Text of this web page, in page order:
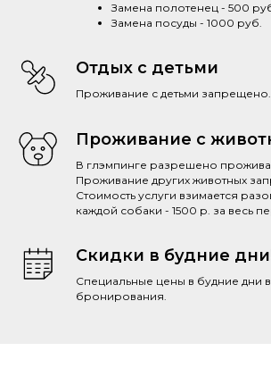
Замена полотенец - 500
Замена посуды - 1000 руб.
Отдых с детьми
Проживание с детьми запрещено.
Проживание с
В глэмпинге разрешено
Проживание других животных
Стоимость услуги взимается
каждой собаки - 1500 р. за весь
Скидки в будние
Специальные цены в будние дни
бронирования.